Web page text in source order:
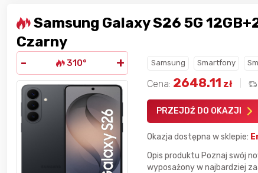
Samsung Galaxy S26 5G
Czarny
- 310° + Samsung Smartfony
Cena: 2648.11 zł
PRZEJDŹ DO OKAZJI
Okazja dostępna w sklepie:
Opis produktu Poznaj swój
wyposażony w najbardziej
beztłuszczowa
Active Fryer
Gofrownica GÖTZE & JENSEN
DW900 1600W